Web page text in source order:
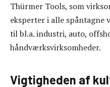
Thürmer Tools, som
eksperter i alle
til bl.a. industri, auto,
håndværksvirksomheder.
Vigtigheden af